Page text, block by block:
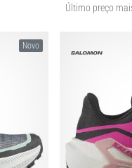
Último preço
Novo